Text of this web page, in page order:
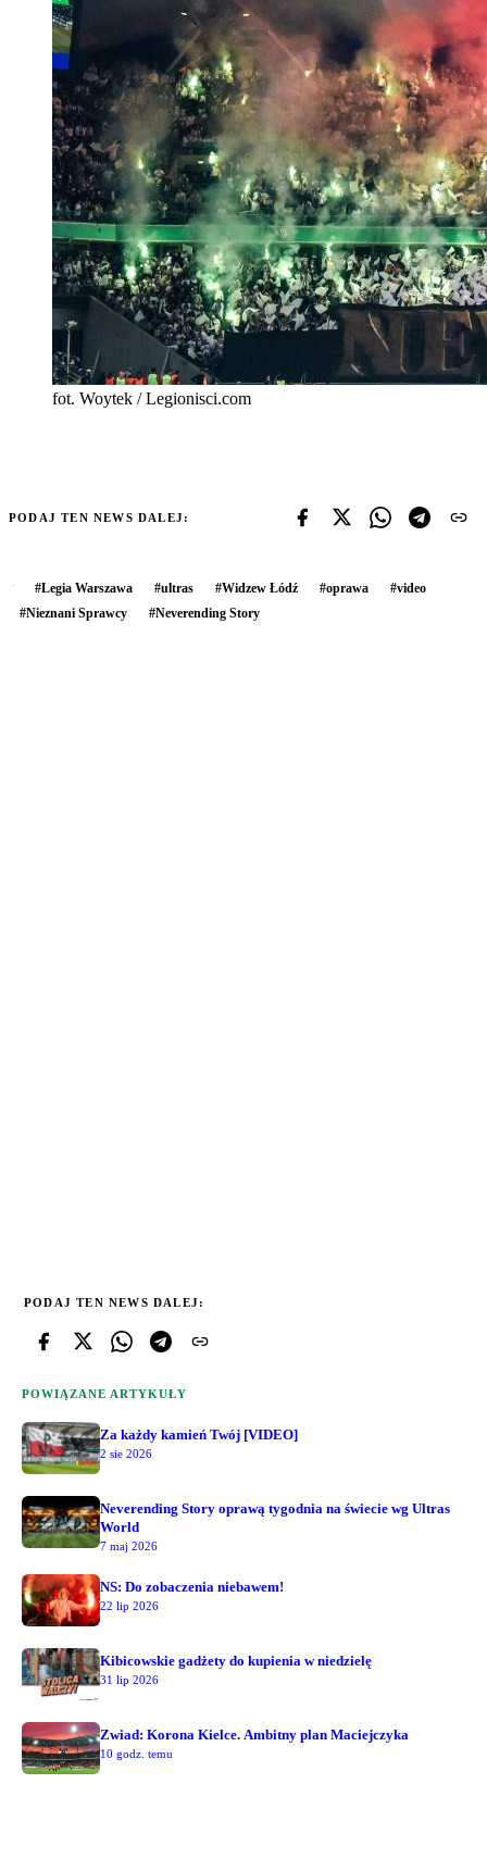
fot. Woytek / Legionisci.com
PODAJ TEN NEWS DALEJ:
#Legia Warszawa #ultras #Widzew Łódź #oprawa #video
#Nieznani Sprawcy #Neverending Story
PODAJ TEN NEWS DALEJ:
POWIĄZANE ARTYKUŁY
Za każdy kamień Twój [VIDEO]
2 sie 2026
Neverending Story oprawą tygodnia na świecie wg Ultras
World
7 maj 2026
NS: Do zobaczenia niebawem!
22 lip 2026
Kibicowskie gadżety do kupienia w niedzielę
31 lip 2026
Zwiad: Korona Kielce. Ambitny plan Maciejczyka
10 godz. temu